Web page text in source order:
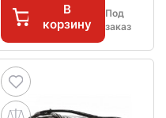
В
корзину
Под
заказ